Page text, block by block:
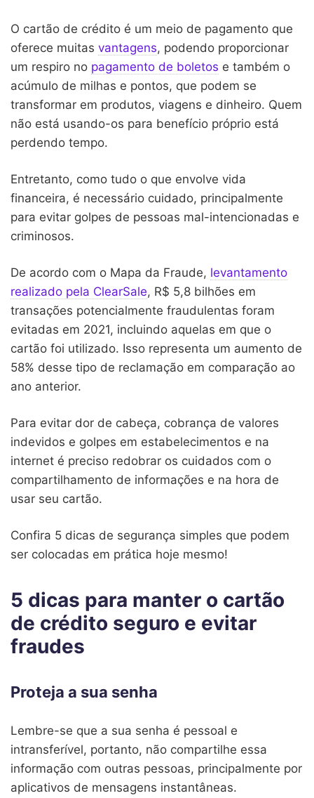
O cartão de crédito é um meio de pagamento que
oferece muitas vantagens, podendo proporcionar
um respiro no pagamento de boletos e também o
acúmulo de milhas e pontos, que podem se
transformar em produtos, viagens e dinheiro. Quem
não está usando-os para benefício próprio está
perdendo tempo.
Entretanto, como tudo o que envolve vida
financeira, é necessário cuidado, principalmente
para evitar golpes de pessoas mal-intencionadas e
criminosos.
De acordo com o Mapa da Fraude, levantamento
realizado pela ClearSale, R$ 5,8 bilhões em
transações potencialmente fraudulentas foram
evitadas em 2021, incluindo aquelas em que o
cartão foi utilizado. Isso representa um aumento de
58% desse tipo de reclamação em comparação ao
ano anterior.
Para evitar dor de cabeça, cobrança de valores
indevidos e golpes em estabelecimentos e na
internet é preciso redobrar os cuidados com o
compartilhamento de informações e na hora de
usar seu cartão.
Confira 5 dicas de segurança simples que podem
ser colocadas em prática hoje mesmo!
5 dicas para manter o cartão
de crédito seguro e evitar
fraudes
Proteja a sua senha
Lembre-se que a sua senha é pessoal e
intransferível, portanto, não compartilhe essa
informação com outras pessoas, principalmente por
aplicativos de mensagens instantâneas.